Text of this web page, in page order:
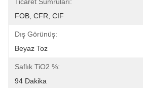
FOB, CFR, CIF
Dış Görünüş:
Beyaz Toz
Saflık TiO2 %:
94 Dakika